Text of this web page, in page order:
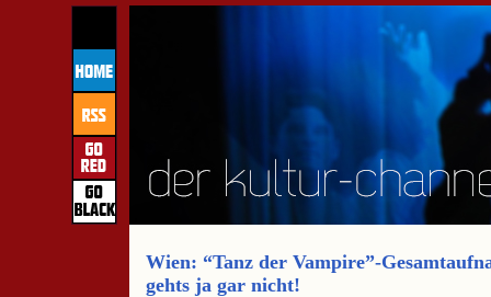
Wien: “Tanz der Vampire”-
gehts ja gar nicht!